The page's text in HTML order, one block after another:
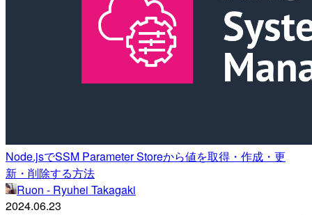
Node.jsでSSM Parameter Storeから値を取得・作成・更
新・削除する方法
Ruon - Ryuhei Takagaki
2024.06.23